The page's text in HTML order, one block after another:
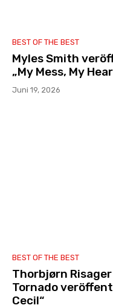
BEST OF THE BEST
Myles Smith
„My Mess, My
Juni 19, 2026
BEST OF THE BEST
Thorbjørn
Tornado
Cecil“